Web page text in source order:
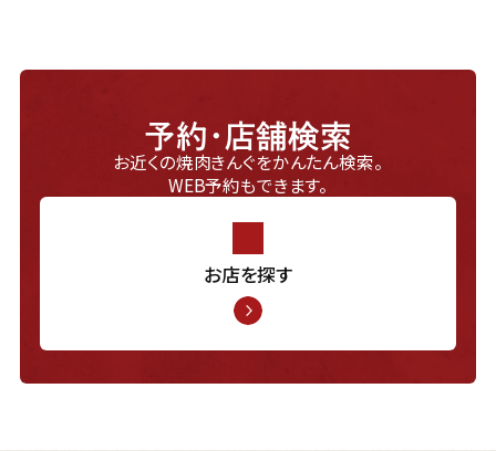
予約・店舗検索
お近くの焼肉きんぐをかんたん検索。
WEB予約もできます。
お店を探す